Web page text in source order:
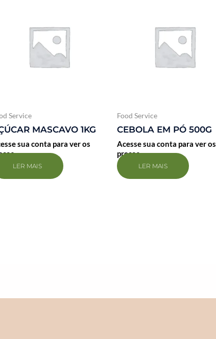
Service
MASCAVO 1KG
sua conta para ver os
LER MAIS
Food Service
CEBOLA EM PÓ 500G
Acesse sua conta para ver os
preços
LER MAIS